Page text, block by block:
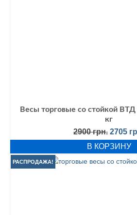
Весы торговые со стойкой
кг
2900грн.
цена
2900
2705
В КОРЗИНУ
РАСПРОДАЖА!